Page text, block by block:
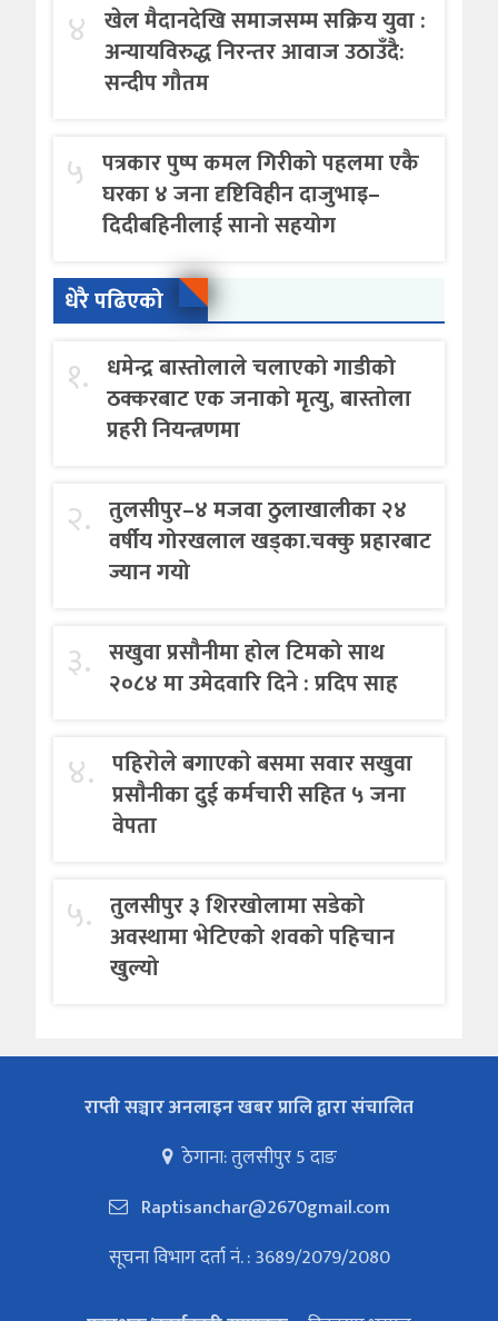
४ खेल मैदानदेखि समाजसम्म सक्रिय युवा :
अन्यायविरुद्ध निरन्तर आवाज उठाउँदै:
सन्दीप गौतम
५ पत्रकार पुष्प कमल गिरीको पहलमा एकै
घरका ४ जना दृष्टिविहीन दाजुभाइ–
दिदीबहिनीलाई सानो सहयोग
धेरै पढिएको
१. धमेन्द्र बास्तोलाले चलाएको गाडीको
ठक्करबाट एक जनाको मृत्यु, बास्तोला
प्रहरी नियन्त्रणमा
२. तुलसीपुर–४ मजवा ठुलाखालीका २४
वर्षीय गोरखलाल खड्का.चक्कु प्रहारबाट
ज्यान गयो
३. सखुवा प्रसौनीमा होल टिमको साथ
२०८४ मा उमेदवारि दिने : प्रदिप साह
४. पहिराेले बगाएकाे बसमा सवार सखुवा
प्रसाैनीका दुई कर्मचारी सहित ५ जना
वेपता
५. तुलसीपुर ३ शिरखोलामा सडेको
अवस्थामा भेटिएको शवको पहिचान
खुल्यो
राप्ती सञ्चार अनलाइन खबर प्रालि द्वारा संचालित
ठेगाना: तुलसीपुर 5 दाङ
Raptisanchar@2670gmail.com
सूचना विभाग दर्ता नं. : 3689/2079/2080